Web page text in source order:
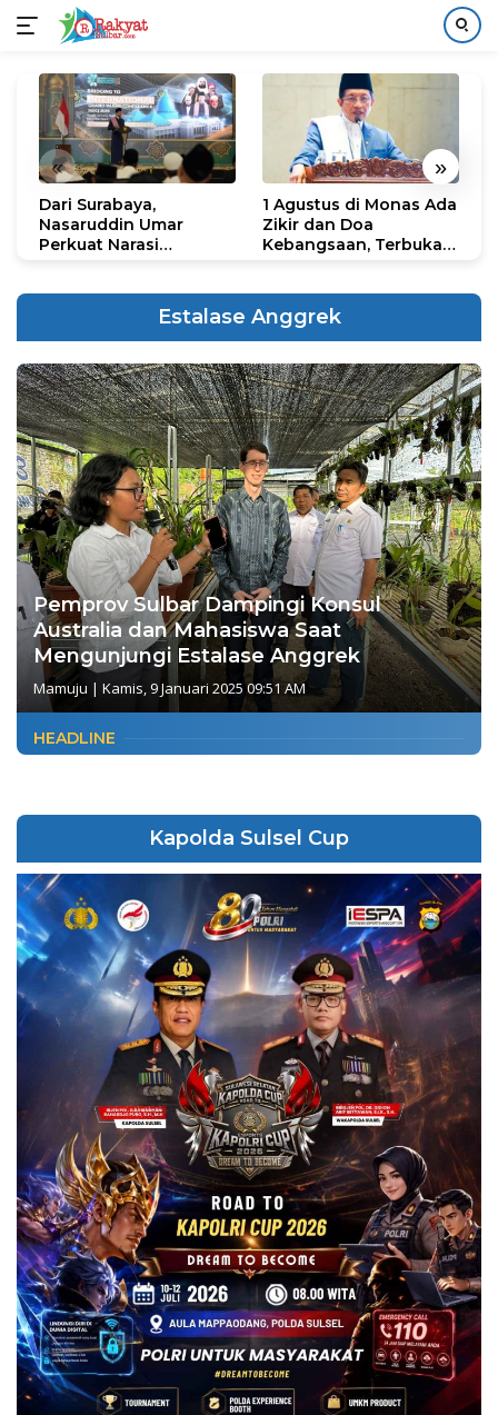
konten
« »
Dari Surabaya,
Nasaruddin Umar
Perkuat Narasi
1 Agustus di Monas Ada
Zikir dan Doa
Kebangsaan, Terbuka
Estalase Anggrek
Pemprov Sulbar Dampingi Konsul
Australia dan Mahasiswa Saat
Mengunjungi Estalase Anggrek
Mamuju | Kamis, 9 Januari 2025 09:51 AM
HEADLINE
Kapolda Sulsel Cup